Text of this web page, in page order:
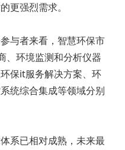
更强烈需求。
与者来看，智慧环保市
、环境监测和分析仪器
保it服务解决方案、环
统综合集成等领域分别
系已相对成熟，未来最